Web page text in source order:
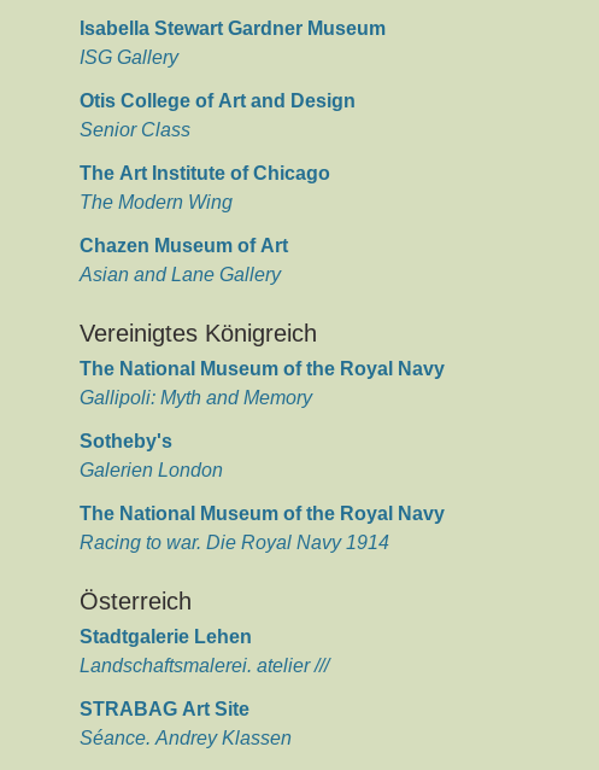
Isabella Stewart Gardner Museum
ISG Gallery
Otis College of Art and Design
Senior Class
The Art Institute of Chicago
The Modern Wing
Chazen Museum of Art
Asian and Lane Gallery
Vereinigtes Königreich
The National Museum of the Royal Navy
Gallipoli: Myth and Memory
Sotheby's
Galerien London
The National Museum of the Royal Navy
Racing to war. Die Royal Navy 1914
Österreich
Stadtgalerie Lehen
Landschaftsmalerei. atelier ///
STRABAG Art Site
Séance. Andrey Klassen